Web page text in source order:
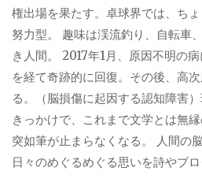
権出場を果たす。卓球界では、ち
努力型。 趣味は渓流釣り、自転車
き人間。 2017年1月、原因不明の
を経て奇跡的に回復。その後、高
る。（脳損傷に起因する認知障害
きっかけで、これまで文学とは無縁
突如筆が止まらなくなる。 人間の
日々のめぐるめぐる思いを詩やブロ